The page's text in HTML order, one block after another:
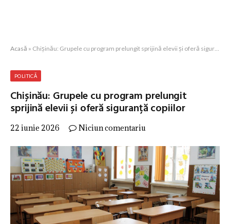
Acasă » Chișinău: Grupele cu program prelungit sprijină elevii și oferă siguranță copiilor
POLITICĂ
Chișinău: Grupele cu program prelungit
sprijină elevii și oferă siguranță copiilor
22 iunie 2026 Niciun comentariu